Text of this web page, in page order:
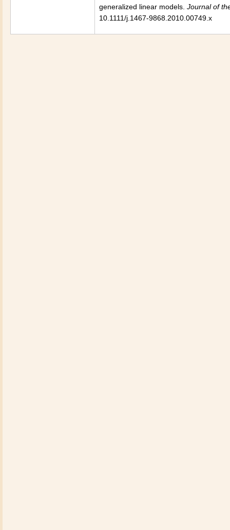
generalized linear models. Journal of
10.1111/j.1467-9868.2010.00749.x